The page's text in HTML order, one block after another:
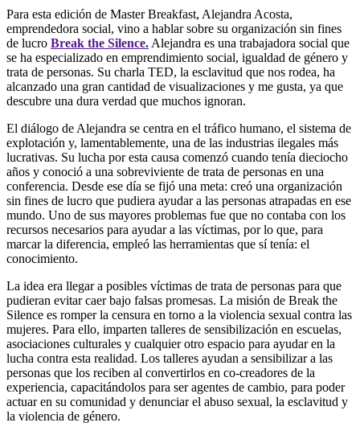
Para esta edición de Master Breakfast, Alejandra Acosta,
emprendedora social, vino a hablar sobre su organización sin fines
de lucro Break the Silence. Alejandra es una trabajadora social que
se ha especializado en emprendimiento social, igualdad de género y
trata de personas. Su charla TED, la esclavitud que nos rodea, ha
alcanzado una gran cantidad de visualizaciones y me gusta, ya que
descubre una dura verdad que muchos ignoran.
El diálogo de Alejandra se centra en el tráfico humano, el sistema de
explotación y, lamentablemente, una de las industrias ilegales más
lucrativas. Su lucha por esta causa comenzó cuando tenía dieciocho
años y conoció a una sobreviviente de trata de personas en una
conferencia. Desde ese día se fijó una meta: creó una organización
sin fines de lucro que pudiera ayudar a las personas atrapadas en ese
mundo. Uno de sus mayores problemas fue que no contaba con los
recursos necesarios para ayudar a las víctimas, por lo que, para
marcar la diferencia, empleó las herramientas que sí tenía: el
conocimiento.
La idea era llegar a posibles víctimas de trata de personas para que
pudieran evitar caer bajo falsas promesas. La misión de Break the
Silence es romper la censura en torno a la violencia sexual contra las
mujeres. Para ello, imparten talleres de sensibilización en escuelas,
asociaciones culturales y cualquier otro espacio para ayudar en la
lucha contra esta realidad. Los talleres ayudan a sensibilizar a las
personas que los reciben al convertirlos en co-creadores de la
experiencia, capacitándolos para ser agentes de cambio, para poder
actuar en su comunidad y denunciar el abuso sexual, la esclavitud y
la violencia de género.